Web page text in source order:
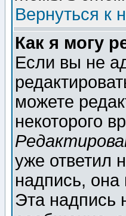
Вернуться к
Как я могу
Если вы не
можете
некоторого
уже ответил
надпись, она
Эта надпись